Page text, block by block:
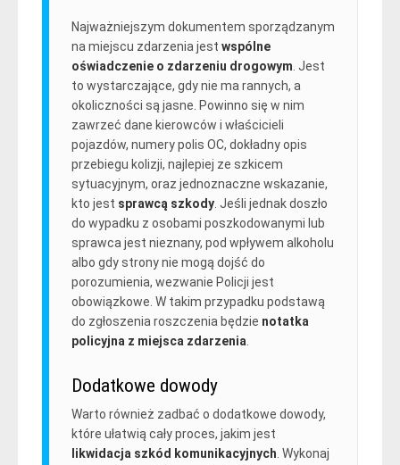
Najważniejszym dokumentem sporządzanym
na miejscu zdarzenia jest wspólne
oświadczenie o zdarzeniu drogowym. Jest
to wystarczające, gdy nie ma rannych, a
okoliczności są jasne. Powinno się w nim
zawrzeć dane kierowców i właścicieli
pojazdów, numery polis OC, dokładny opis
przebiegu kolizji, najlepiej ze szkicem
sytuacyjnym, oraz jednoznaczne wskazanie,
kto jest sprawcą szkody. Jeśli jednak doszło
do wypadku z osobami poszkodowanymi lub
sprawca jest nieznany, pod wpływem alkoholu
albo gdy strony nie mogą dojść do
porozumienia, wezwanie Policji jest
obowiązkowe. W takim przypadku podstawą
do zgłoszenia roszczenia będzie notatka
policyjna z miejsca zdarzenia.
Dodatkowe dowody
Warto również zadbać o dodatkowe dowody,
które ułatwią cały proces, jakim jest
likwidacja szkód komunikacyjnych. Wykonaj